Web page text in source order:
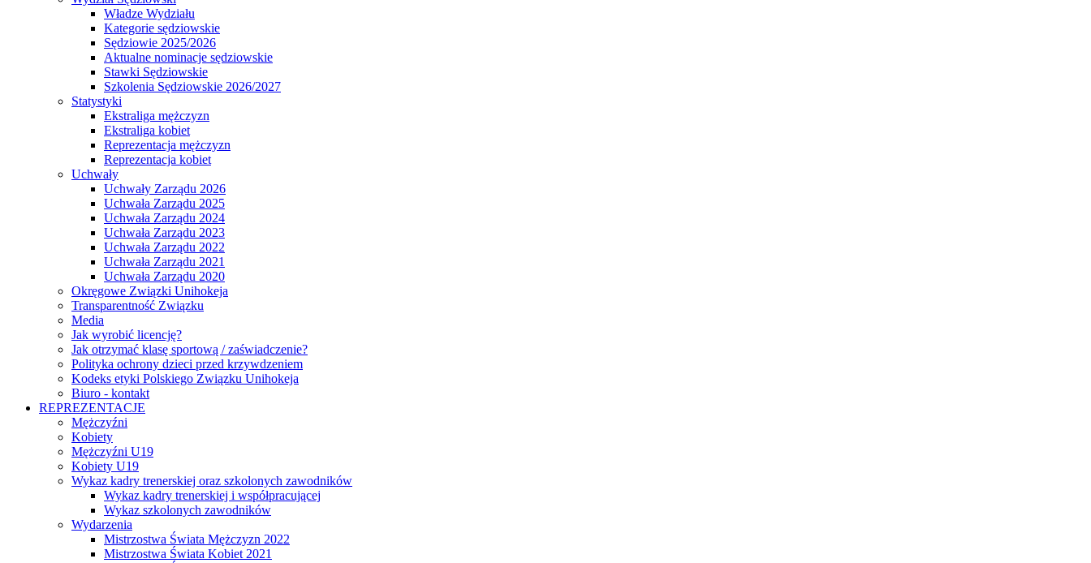
Władze Wydziału
Kategorie sędziowskie
Sędziowie 2025/2026
Aktualne nominacje sędziowskie
Stawki Sędziowskie
Szkolenia Sędziowskie 2026/2027
Statystyki
Ekstraliga mężczyzn
Ekstraliga kobiet
Reprezentacja mężczyzn
Reprezentacja kobiet
Uchwały
Uchwały Zarządu 2026
Uchwała Zarządu 2025
Uchwała Zarządu 2024
Uchwała Zarządu 2023
Uchwała Zarządu 2022
Uchwała Zarządu 2021
Uchwała Zarządu 2020
Okręgowe Związki Unihokeja
Transparentność Związku
Media
Jak wyrobić licencję?
Jak otrzymać klasę sportową / zaświadczenie?
Polityka ochrony dzieci przed krzywdzeniem
Kodeks etyki Polskiego Związku Unihokeja
Biuro - kontakt
REPREZENTACJE
Mężczyźni
Kobiety
Mężczyźni U19
Kobiety U19
Wykaz kadry trenerskiej oraz szkolonych zawodników
Wykaz kadry trenerskiej i współpracującej
Wykaz szkolonych zawodników
Wydarzenia
Mistrzostwa Świata Mężczyzn 2022
Mistrzostwa Świata Kobiet 2021